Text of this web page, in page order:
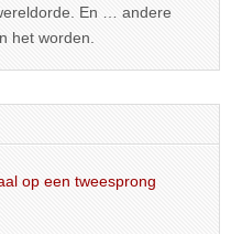
En … andere
het worden.
AI mondiaal op een tweesprong